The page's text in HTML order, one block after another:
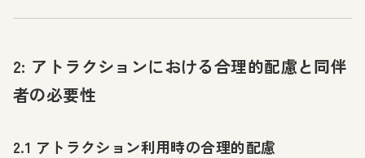
2: アトラクションにおける合理的配慮と同伴
者の必要性
2.1 アトラクション利用時の合理的配慮